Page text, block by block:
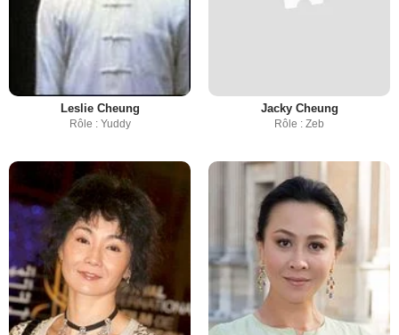
Leslie Cheung
Rôle : Yuddy
Jacky Cheung
Rôle : Zeb